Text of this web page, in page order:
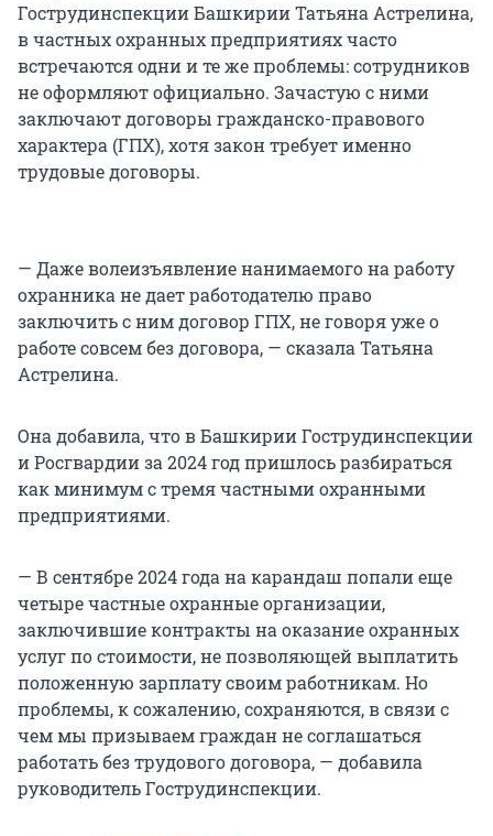
Гострудинспекции Башкирии Татьяна Астрелина,
в частных охранных предприятиях часто
встречаются одни и те же проблемы: сотрудников
не оформляют официально. Зачастую с ними
заключают договоры гражданско-правового
характера (ГПХ), хотя закон требует именно
трудовые договоры.
— Даже волеизъявление нанимаемого на работу
охранника не дает работодателю право
заключить с ним договор ГПХ, не говоря уже о
работе совсем без договора, — сказала Татьяна
Астрелина.
Она добавила, что в Башкирии Гострудинспекции
и Росгвардии за 2024 год пришлось разбираться
как минимум с тремя частными охранными
предприятиями.
— В сентябре 2024 года на карандаш попали еще
четыре частные охранные организации,
заключившие контракты на оказание охранных
услуг по стоимости, не позволяющей выплатить
положенную зарплату своим работникам. Но
проблемы, к сожалению, сохраняются, в связи с
чем мы призываем граждан не соглашаться
работать без трудового договора, — добавила
руководитель Гострудинспекции.